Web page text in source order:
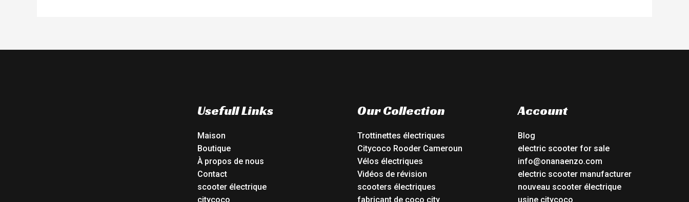
Usefull Links
Maison
Boutique
À propos de nous
Contact
scooter électrique
citycoco
Our Collection
Trottinettes électriques
Citycoco Rooder Cameroun
Vélos électriques
Vidéos de révision
scooters électriques
fabricant de coco city
Account
Blog
electric scooter for sale
info@onanaenzo.com
electric scooter manufacturer
nouveau scooter électrique
usine citycoco